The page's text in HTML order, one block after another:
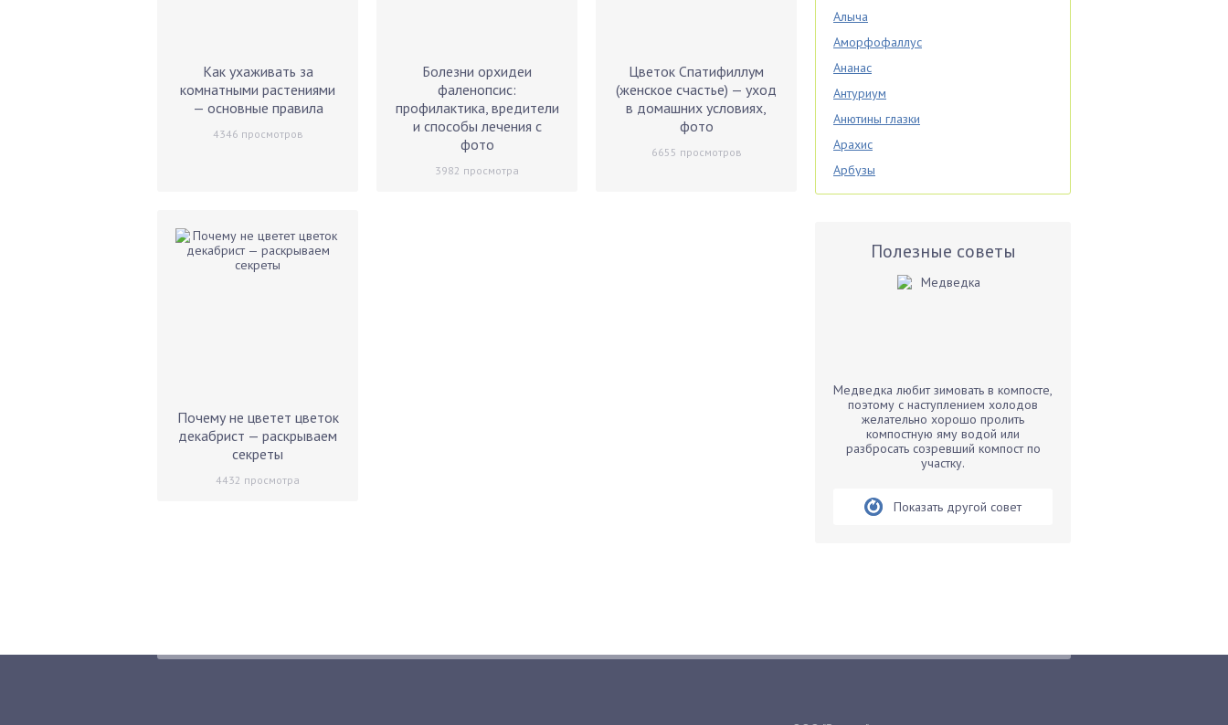
Как ухаживать за
комнатными растениями
— основные правила
4346 просмотров
Болезни орхидеи
фаленопсис:
профилактика, вредители
и способы лечения с
фото
3982 просмотра
Цветок Спатифиллум
(женское счастье) — уход
в домашних условиях,
фото
6655 просмотров
Почему не цветет цветок
декабрист — раскрываем
секреты
4432 просмотра
Алыча
Аморфофаллус
Ананас
Антуриум
Анютины глазки
Арахис
Арбузы
Аспарагус
Базилик
Бархатцы
Бегония
Белые грибы
Бобовые
Вешенки
Полезные советы
Медведка любит зимовать в компосте,
поэтому с наступлением холодов
желательно хорошо пролить
компостную яму водой или
разбросать созревший компост по
участку.
Показать другой совет